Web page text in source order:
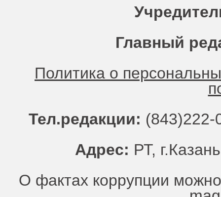
Главный
Политика о
Тел.редакции:
Адрес: РТ,
О фактах коррупции